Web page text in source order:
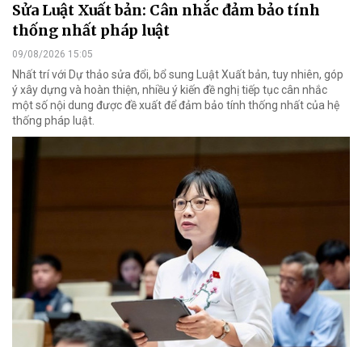
Sửa Luật Xuất bản: Cân nhắc đảm bảo tính
thống nhất pháp luật
09/08/2026 15:05
Nhất trí với Dự thảo sửa đổi, bổ sung Luật Xuất bản, tuy nhiên, góp
ý xây dựng và hoàn thiện, nhiều ý kiến đề nghị tiếp tục cân nhắc
một số nội dung được đề xuất để đảm bảo tính thống nhất của hệ
thống pháp luật.